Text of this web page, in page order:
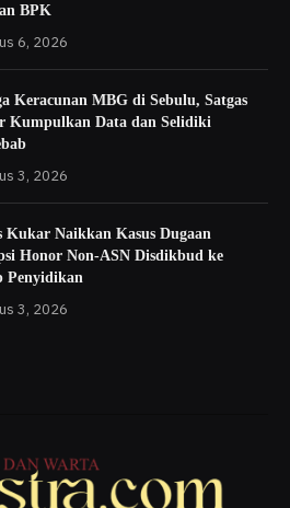
BPK
6, 2026
Keracunan MBG di Sebulu, Satgas
Kumpulkan Data dan Selidiki
3, 2026
Kukar Naikkan Kasus Dugaan
Honor Non-ASN Disdikbud ke
Penyidikan
3, 2026